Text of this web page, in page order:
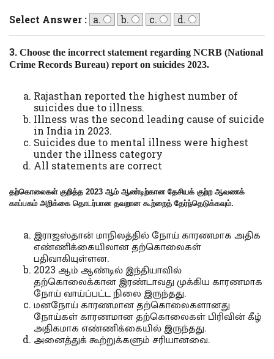
Select Answer : a. b. c. d.
3.Choose the incorrect statement regarding NCRB (National
Crime Records Bureau) report on suicides 2023.
Rajasthan reported the highest number of
suicides due to illness.
Illness was the second leading cause of suicide
in India in 2023.
Suicides due to mental illness were highest
under the illness category
All statements are correct
தற்கொலைகள் குறித்த 2023 ஆம் ஆண்டிற்கான தேசியக் குற்றஆவணக்
காப்பகம்அறிக்கை தொடர்பான தவறான கூற்றைத் தேர்ந்தெடுக்கவும்.
இராஜஸ்தான் மாநிலத்தில் நோய் காரணமாக அதிக
எண்ணிக்கையிலான தற்கொலைகள்
பதிவாகியுள்ளன.
2023 ஆம் ஆண்டில் இந்தியாவில்
தற்கொலைக்கான இரண்டாவது முக்கிய காரணமாக
நோய் வாய்ப்பட்ட நிலை இருந்தது.
மனநோய் காரணமான தற்கொலைகளானது
நோய்கள் காரணமான தற்கொலைகள் பிரிவின் கீழ்
அதிகமாக எண்ணிக்கையில் இருந்தது.
அனைத்துக் கூற்றுக்களும் சரியானவை.